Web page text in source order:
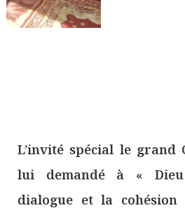
L’invité spécial le grand
lui demandé à «
dialogue et la cohésion